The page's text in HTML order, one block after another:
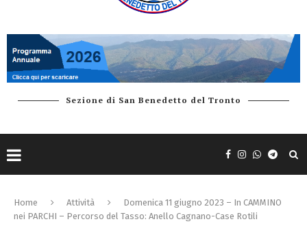
Sezione di San Benedetto del Tronto
Home Attività
Domenica 11 giugno 2023 – In CAMMINO
nei PARCHI – Percorso del Tasso: Anello Cagnano-Case Rotili